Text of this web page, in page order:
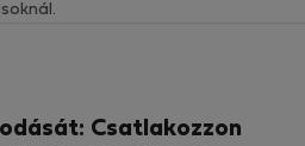
Csatlakozzon